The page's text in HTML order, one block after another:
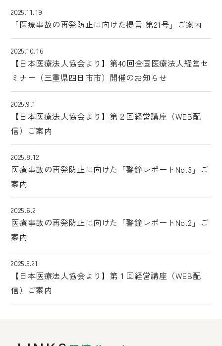
2025.11.19
「医療事故の再発防止に向けた提言 第21号」ご案内
2025.10.16
【日本医療法人協会より】第40回全国医療法人経営セ
ミナー（三重県四日市市）開催のお知らせ
2025.9.1
【日本医療法人協会より】第２回経営講座（WEB配
信）ご案内
2025.8.12
医療事故の再発防止に向けた「警鐘レポートNo.3」ご
案内
2025.6.2
医療事故の再発防止に向けた「警鐘レポートNo.2」ご
案内
2025.5.21
【日本医療法人協会より】第１回経営講座（WEB配
信）ご案内